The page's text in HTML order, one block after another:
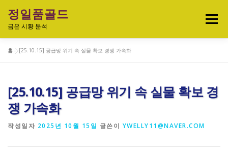
정일품골드
금은 시황 분석
메뉴
오늘의 금은시세 분석 금은 투자정보
홈 »[25.10.15] 공급망 위기 속 실물 확보 경쟁 가속화
[25.10.15] 공급망 위기 속 실물 확보 경
쟁 가속화
작성일자 2025년 10월 15일 글쓴이 YWELLY11@NAVER.COM